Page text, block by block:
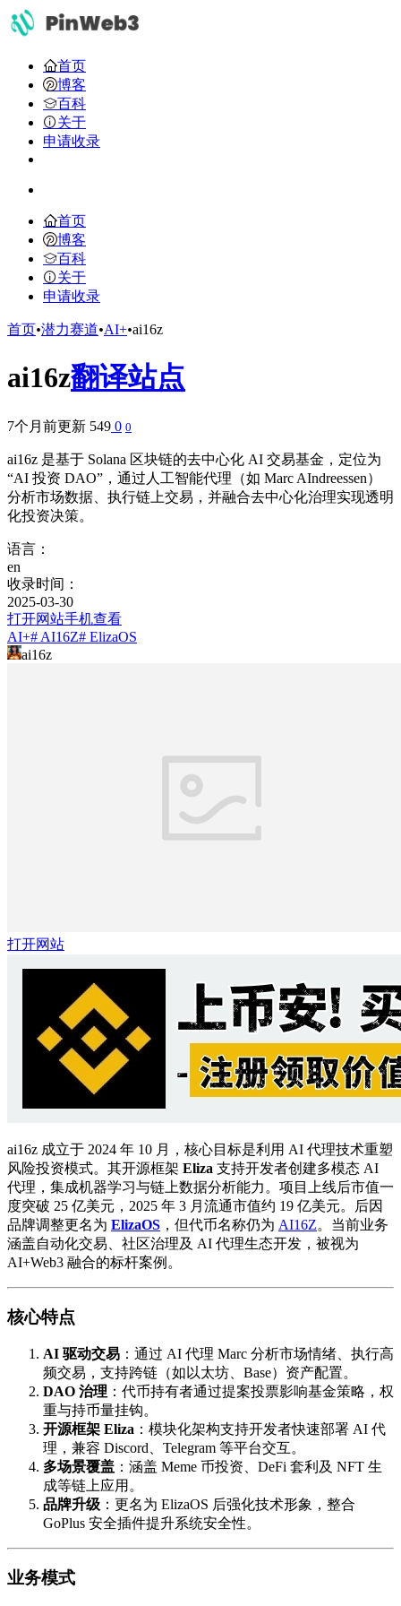
首页
博客
百科
关于
申请收录
首页
博客
百科
关于
申请收录
首页•潜力赛道•AI+•ai16z
ai16z翻译站点
7个月前更新 549 0 0
ai16z 是基于 Solana 区块链的去中心化 AI 交易基金，定位为
“AI 投资 DAO”，通过人工智能代理（如 Marc AIndreessen）
分析市场数据、执行链上交易，并融合去中心化治理实现透明
化投资决策。
语言：
en
收录时间：
2025-03-30
打开网站手机查看
AI+# AI16Z# ElizaOS
ai16z
打开网站
ai16z 成立于 2024 年 10 月，核心目标是利用 AI 代理技术重塑
风险投资模式。其开源框架 ​ Eliza 支持开发者创建多模态 AI
代理，集成机器学习与链上数据分析能力。项目上线后市值一
度突破 25 亿美元，2025 年 3 月流通市值约 19 亿美元。后因
品牌调整更名为 ​ ElizaOS ，但代币名称仍为 AI16Z。当前业务
涵盖自动化交易、社区治理及 AI 代理生态开发，被视为
AI+Web3 融合的标杆案例。
核心特点
AI 驱动交易 ：通过 AI 代理 Marc 分析市场情绪、执行高
频交易，支持跨链（如以太坊、Base）资产配置。
DAO 治理 ：代币持有者通过提案投票影响基金策略，权
重与持币量挂钩。
开源框架 Eliza ：模块化架构支持开发者快速部署 AI 代
理，兼容 Discord、Telegram 等平台交互。
多场景覆盖 ：涵盖 Meme 币投资、DeFi 套利及 NFT 生
成等链上应用。
品牌升级 ：更名为 ElizaOS 后强化技术形象，整合
GoPlus 安全插件提升系统安全性。
业务模式